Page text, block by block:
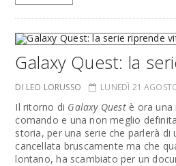
Galaxy Quest: la
DI LEO LORUSSO LUNEDÌ 21
Il ritorno di Galaxy Questè ora una
comando e una non meglio
storia, per una serie che parlerà di
cancellata bruscamente ma che
lontano, ha scambiato per un